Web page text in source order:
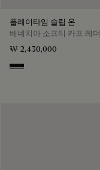
플레이타임 슬립 온
베네치아 소프티 카프 레더
₩ 2,430,000
Nero Grigio